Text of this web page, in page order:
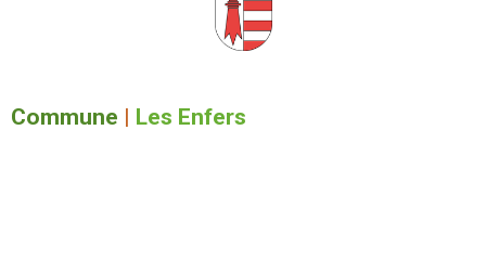
Commune | Les Enfers